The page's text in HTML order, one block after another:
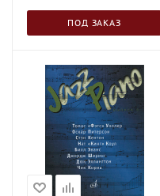
ПОД ЗАКАЗ